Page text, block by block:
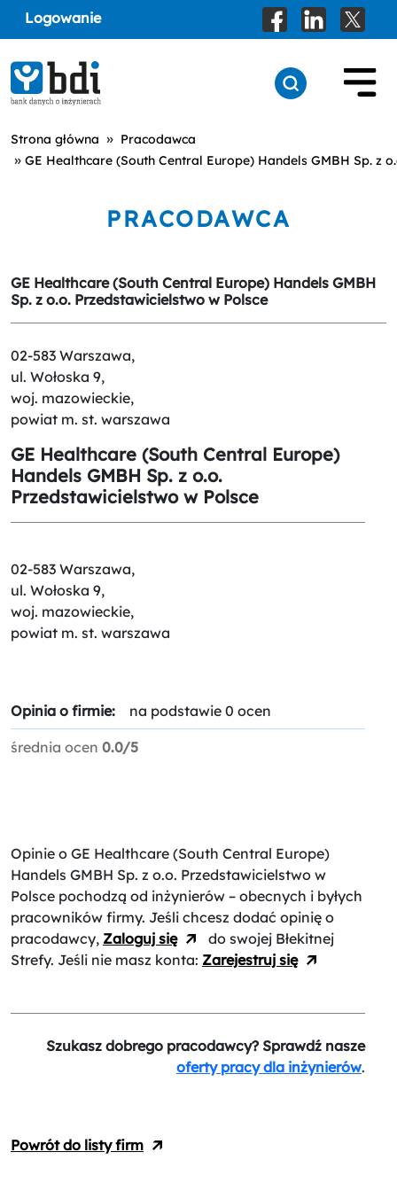
Logowanie
Strona główna » Pracodawca
» GE Healthcare (South Central Europe) Handels GMBH Sp. z
PRACODAWCA
GE Healthcare (South Central Europe) Handels GMBH
Sp. z o.o. Przedstawicielstwo w Polsce
02-583 Warszawa,
ul. Wołoska 9,
woj. mazowieckie,
powiat m. st. warszawa
GE Healthcare (South Central Europe)
Handels GMBH Sp. z o.o.
Przedstawicielstwo w Polsce
02-583 Warszawa,
ul. Wołoska 9,
woj. mazowieckie,
powiat m. st. warszawa
Opinia o firmie: na podstawie 0 ocen
średnia ocen 0.0/5
Opinie o GE Healthcare (South Central Europe)
Handels GMBH Sp. z o.o. Przedstawicielstwo w
Polsce pochodzą od inżynierów – obecnych i byłych
pracowników firmy. Jeśli chcesz dodać opinię o
pracodawcy, Zaloguj się
do swojej Błekitnej
Strefy. Jeśli nie masz konta: Zarejestruj się
Szukasz dobrego pracodawcy? Sprawdź nasze
oferty pracy dla inżynierów.
Powrót do listy firm